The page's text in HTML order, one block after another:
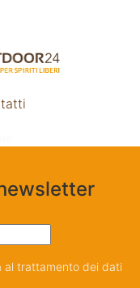
al trattamento dei dati